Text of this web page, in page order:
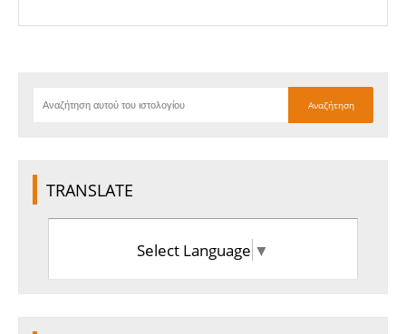
TRANSLATE
Select Language ▼